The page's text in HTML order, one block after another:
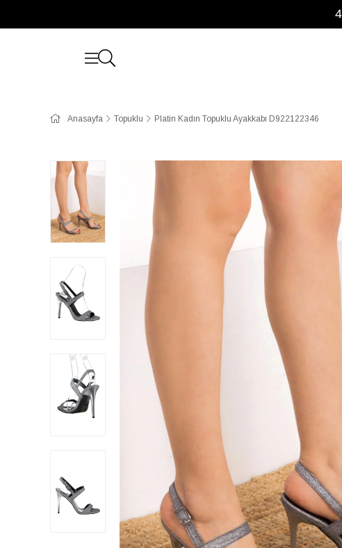
Anasayfa Topuklu Platin Kadın Topuklu Ayakkabı D922122346